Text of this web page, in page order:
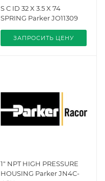
S C ID 32 X 3.5 X 74
SPRING Parker JO11309
ЗАПРОСИТЬ ЦЕНУ
1" NPT HIGH PRESSURE
HOUSING Parker JN4C-